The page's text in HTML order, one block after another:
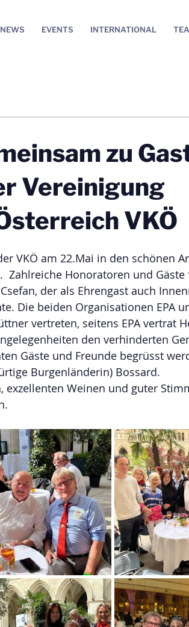
NEWS EVENTS INTERNATIONAL
zu
Vereinigung
VKÖ
VKÖ am 22.Mai in den schönen
Zahlreiche Honoratoren und
der als Ehrengast auch
Die beiden Organisationen EPA
vertreten, seitens EPA vertrat
den verhinderten
Gäste und Freunde begrüsst
Burgenländerin) Bossard.
exzellenten Weinen und guter